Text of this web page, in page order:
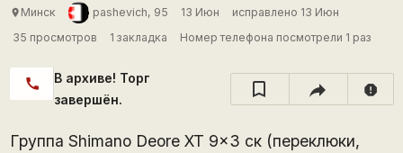
place Минск pashevich, 95 13 Июн
исправлено 13 Июн
35 просмотров
1 закладка Номер телефона посмотрели 1 раз
call
В архиве! Торг
завершён.
report
Группа Shimano Deore XT 9x3 ск (переклюки,